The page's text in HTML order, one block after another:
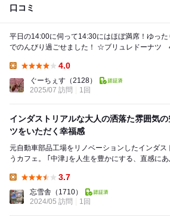
口コミ
平日の14:00に伺って14:30にはほぼ満席！ゆっ
でのんびり過ごせました！ ☆ブリュレドーナツ 480円 アイスクリーム
4.0
ぐーちぇす （2128）
2025/07 訪問
1回
インダストリアルな大人の洒落た雰囲気
ツをいただく幸福感
元自動車部品工場をリノベーションしたインダ
うカフェ。 ｢中津｣を人生を豊かにする、直感にあふれる街にしようとい
3.7
忘雪舎 （1710）
2024/05 訪問
1回